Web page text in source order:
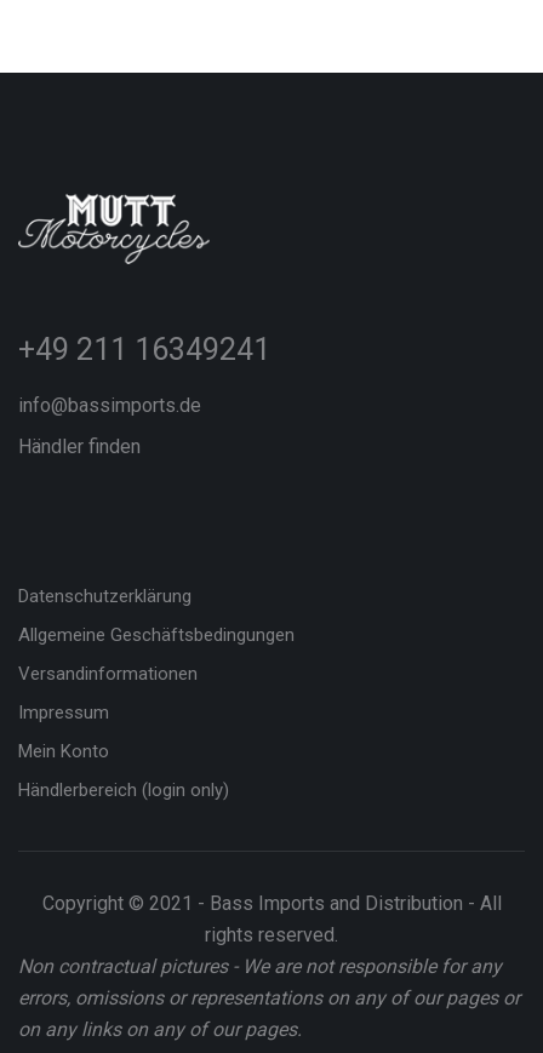
+49 211 16349241
info@bassimports.de
Händler finden
Datenschutzerklärung
Allgemeine Geschäftsbedingungen
Versandinformationen
Impressum
Mein Konto
Händlerbereich (login only)
Copyright © 2021 - Bass Imports and Distribution - All
rights reserved.
Non contractual pictures - We are not responsible for any
errors, omissions or representations on any of our pages or
on any links on any of our pages.